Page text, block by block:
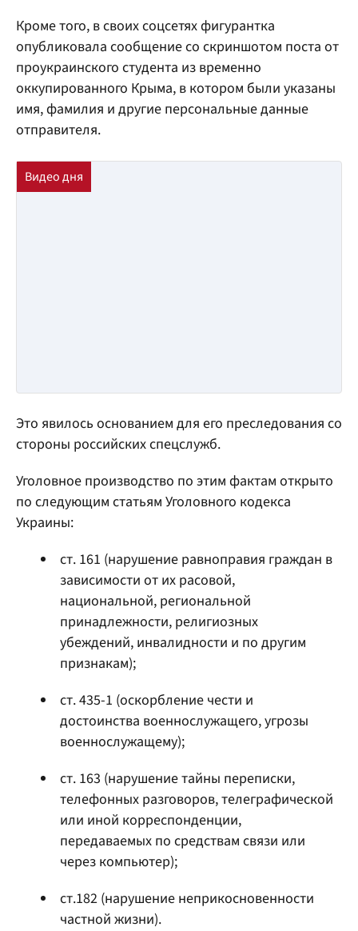
Кроме того, в своих соцсетях фигурантка
опубликовала сообщение со скриншотом поста от
проукраинского студента из временно
оккупированного Крыма, в котором были указаны
имя, фамилия и другие персональные данные
отправителя.
Это явилось основанием для его преследования со
стороны российских спецслужб.
Уголовное производство по этим фактам открыто
по следующим статьям Уголовного кодекса
Украины:
ст. 161 (нарушение равноправия граждан в
зависимости от их расовой,
национальной, региональной
принадлежности, религиозных
убеждений, инвалидности и по другим
признакам);
ст. 435-1 (оскорбление чести и
достоинства военнослужащего, угрозы
военнослужащему);
ст. 163 (нарушение тайны переписки,
телефонных разговоров, телеграфической
или иной корреспонденции,
передаваемых по средствам связи или
через компьютер);
ст.182 (нарушение неприкосновенности
частной жизни).